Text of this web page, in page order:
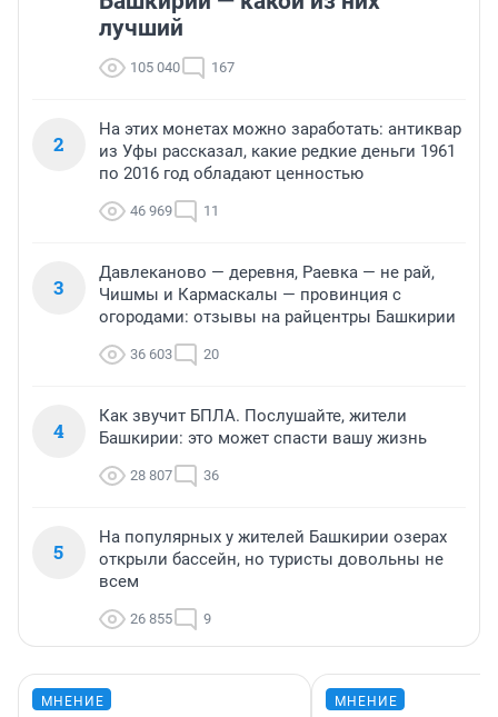
лучший
105 040 167
2
На этих монетах можно заработать: антиквар
из Уфы рассказал, какие редкие деньги 1961
по 2016 год обладают ценностью
46 969 11
3
Давлеканово — деревня, Раевка — не рай,
Чишмы и Кармаскалы — провинция с
огородами: отзывы на райцентры Башкирии
36 603 20
4
Как звучит БПЛА. Послушайте, жители
Башкирии: это может спасти вашу жизнь
28 807 36
5
На популярных у жителей Башкирии озерах
открыли бассейн, но туристы довольны не
всем
26 855 9
МНЕНИЕ МНЕНИЕ